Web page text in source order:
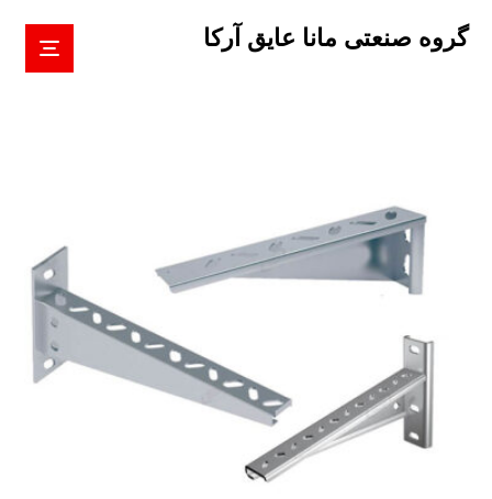
گروه صنعتی مانا عایق آرکا